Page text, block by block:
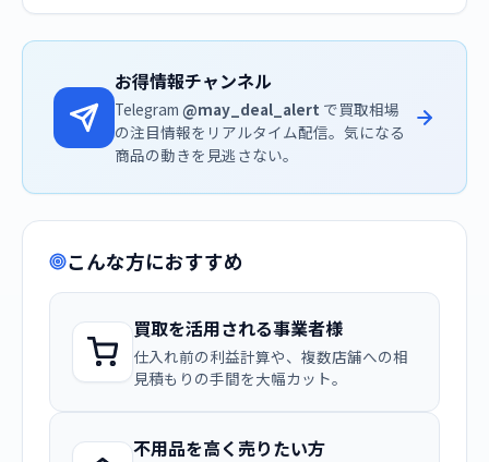
お得情報チャンネル
Telegram @may_deal_alert で買取相場
の注目情報をリアルタイム配信。気になる
商品の動きを見逃さない。
こんな方におすすめ
買取を活用される事業者様
仕入れ前の利益計算や、複数店舗への相
見積もりの手間を大幅カット。
不用品を高く売りたい方